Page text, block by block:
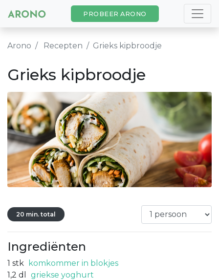
PROBEER ARONO
Arono Recepten Grieks kipbroodje
Grieks kipbroodje
20 min. total
Ingrediënten
1 stk
komkommer in blokjes
1,2 dl
griekse yoghurt